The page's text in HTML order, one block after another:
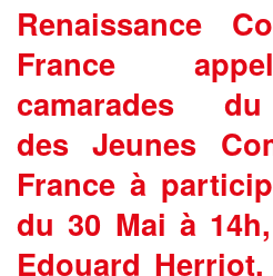
Renaissance
France
camarades
des Jeunes
France à
du 30 Mai à
Edouard